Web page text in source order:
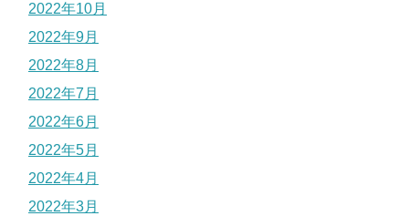
2022年10月
2022年9月
2022年8月
2022年7月
2022年6月
2022年5月
2022年4月
2022年3月